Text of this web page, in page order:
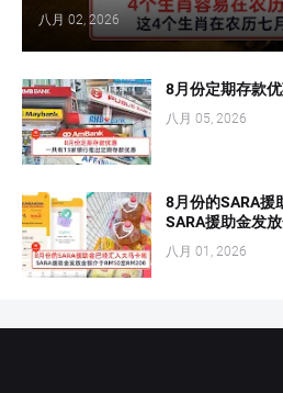
八月 02, 2026
8月份定期存款
八月 05, 2026
8月份的SARA援
SARA援助金发
八月 01, 2026